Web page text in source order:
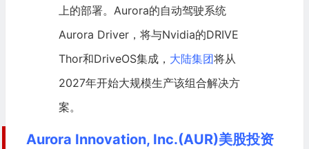
上的部署。Aurora的自动驾驶系统
Aurora Driver，将与Nvidia的DRIVE
Thor和DriveOS集成， 大陆集团将从
2027年开始大规模生产该组合解决方
案。
Aurora Innovation, Inc.(AUR)美股投资